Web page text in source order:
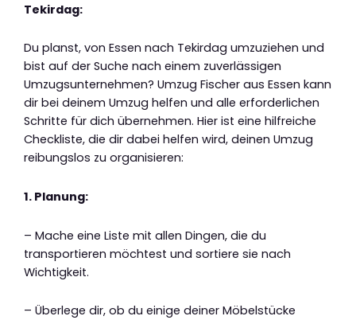
Tekirdag:
Du planst, von Essen nach Tekirdag umzuziehen und
bist auf der Suche nach einem zuverlässigen
Umzugsunternehmen? Umzug Fischer aus Essen kann
dir bei deinem Umzug helfen und alle erforderlichen
Schritte für dich übernehmen. Hier ist eine hilfreiche
Checkliste, die dir dabei helfen wird, deinen Umzug
reibungslos zu organisieren:
1. Planung:
– Mache eine Liste mit allen Dingen, die du
transportieren möchtest und sortiere sie nach
Wichtigkeit.
– Überlege dir, ob du einige deiner Möbelstücke